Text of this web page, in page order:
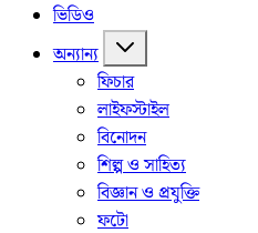
ভিডিও
অন্যান্য
ফিচার
লাইফস্টাইল
বিনোদন
শিল্প ও সাহিত্য
বিজ্ঞান ও প্রযুক্তি
ফটো